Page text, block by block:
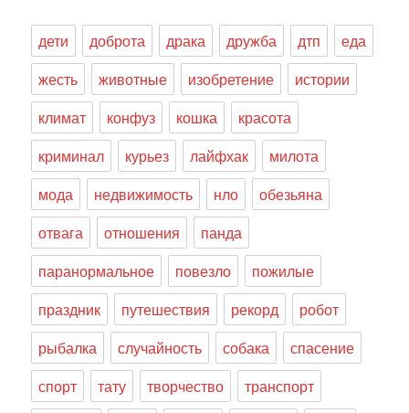
дети доброта драка дружба дтп
еда
жесть
животные изобретение
истории
климат
конфуз кошка
красота
криминал
курьез лайфхак
милота
мода
недвижимость нло
обезьяна
отвага
отношения
панда
паранормальное
повезло
пожилые
праздник
путешествия рекорд
робот
рыбалка
случайность собака
спасение
спорт
тату творчество
транспорт